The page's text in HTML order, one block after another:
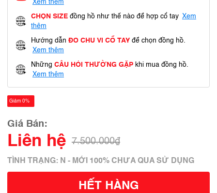
Xem thêm
CHỌN SIZE đồng hồ như thế nào để hợp cổ tay Xem
thêm
Hướng dẫn ĐO CHU VI CỔ TAY để chọn đồng hồ.
Xem thêm
Những CÂU HỎI THƯỜNG GẶP khi mua đồng hồ.
Xem thêm
Giảm 0%
Giá Bán:
Liên hệ 7.500.000₫
TÌNH TRẠNG: N - MỚI 100% CHƯA QUA SỬ DỤNG
HẾT HÀNG